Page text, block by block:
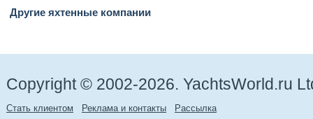
Другие яхтенные компании
Copyright © 2002-2026. YachtsWorld.ru
Стать клиентом Реклама и контакты Рассылка